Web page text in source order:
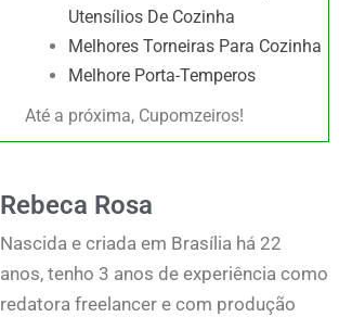
Utensílios De Cozinha
Melhores Torneiras Para Cozinha
Melhore Porta-Temperos
Até a próxima, Cupomzeiros!
Rebeca Rosa
Nascida e criada em Brasília há 22
anos, tenho 3 anos de experiência como
redatora freelancer e com produção